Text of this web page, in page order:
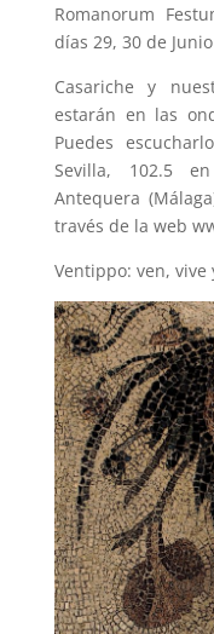
Romanorum
días 29, 30 de
Casariche y
estarán en las
Puedes
Sevilla, 102.5
Antequera
través de la web
Ventippo: ven, vive